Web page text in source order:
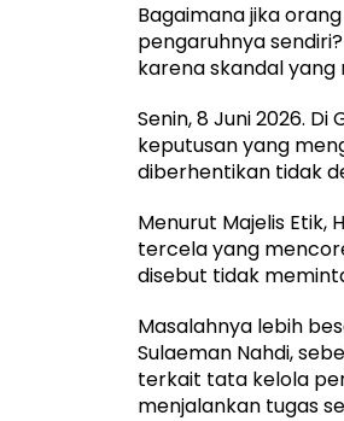
Bagaimana jika
pengaruhnya
karena skandal
Senin, 8 Juni 2026.
keputusan yang
diberhentikan tidak
Menurut Majelis
tercela yang
disebut tidak
Masalahnya lebih
Sulaeman Nahdi,
terkait tata kelola
menjalankan tugas